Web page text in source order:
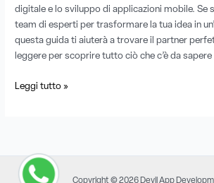
digitale e lo sviluppo di applicazioni mobile. Se
team di esperti per trasformare la tua idea in
questa guida ti aiuterà a trovare il partner
leggere per scoprire tutto ciò che c’è da
Leggi tutto »
Copyright © 2026 Devil App